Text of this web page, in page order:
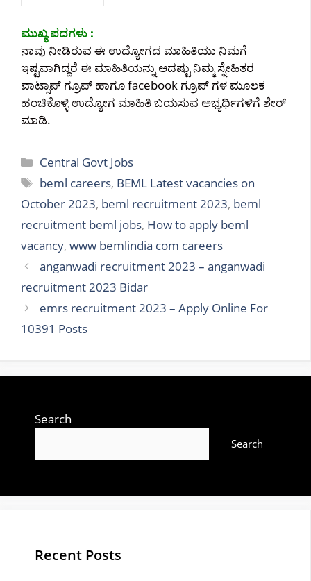
ಮುಖ್ಯ ಪದಗಳು :
ನಾವು ನೀಡಿರುವ ಈ ಉದ್ಯೋಗದ ಮಾಹಿತಿಯು ನಿಮಗೆ
ಇಷ್ಟವಾಗಿದ್ದರೆ ಈ ಮಾಹಿತಿಯನ್ನು ಆದಷ್ಟು ನಿಮ್ಮ ಸ್ನೇಹಿತರ
ವಾಟ್ಸಾಪ್ ಗ್ರೂಪ್ ಹಾಗೂ facebook ಗ್ರೂಪ್ ಗಳ ಮೂಲಕ
ಹಂಚಿಕೊಳ್ಳಿ ಉದ್ಯೋಗ ಮಾಹಿತಿ ಬಯಸುವ ಅಭ್ಯರ್ಥಿಗಳಿಗೆ ಶೇರ್
ಮಾಡಿ.
Categories
Central Govt Jobs
Tags
beml careers, BEML Latest vacancies on
October 2023, beml recruitment 2023, beml
recruitment beml jobs, How to apply beml
vacancy, www bemlindia com careers
anganwadi recruitment 2023 – anganwadi
recruitment 2023 Bidar
emrs recruitment 2023 – Apply Online For
10391 Posts
Search
Search
Recent Posts